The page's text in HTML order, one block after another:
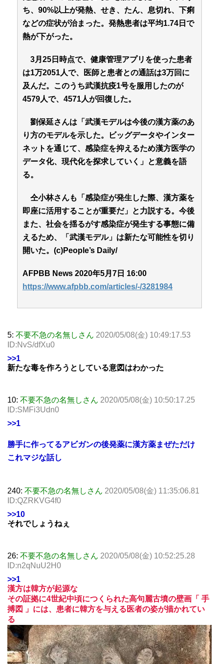
ち、90%以上が発熱、せき、たん、息切れ、下痢
などの症状が治まった。発熱患者は平均1.74日で
熱が下がった。
3月25日時点で、健康管理アプリを使った患者
は1万2051人で、医師と患者との通話は3万回に
及んだ。このうち武漢抗疫1号を服用したのが
4579人で、4571人が回復した。
劉保延さんは「武漢モデルは今後の漢方薬のあ
り方のモデルを示した。ビッグデータやインター
ネットを通じて、感染症を抑えるため漢方医学の
データ化、現代化を探求していく」と意義を語
る。
仝小林さんも「感染症が発生した際、漢方薬を
即座に活用することが重要だ」と力説する。今後
また、社会を揺るがす感染症が発生する事態に備
えるため、「武漢モデル」は新たな可能性を切り
開いた。(c)People’s Daily/
AFPBB News 2020年5月7日 16:00
https://www.afpbb.com/articles/-/3281984
5: 不要不急の名無しさん 2020/05/08(金) 10:49:17.53
ID:NvS/dfXu0
>>1
新たな毒を作ろうとしている意図はわかった
10: 不要不急の名無しさん 2020/05/08(金) 10:50:17.25
ID:SMFi3Udn0
>>1
勝手に作ってるアビガンの後発薬に漢方薬まぜただけ
これマジな話し
240: 不要不急の名無しさん 2020/05/08(金) 11:35:06.81
ID:QZRKVG4f0
>>10
それでしょうねぇ
26: 不要不急の名無しさん 2020/05/08(金) 10:52:25.28
ID:n2qNuU2H0
>>1
漢方は韓方が起源な
その証拠に4世紀中頃につくられた高句麗古墳の壁画「 手
搏図 」には、患者に韓方を与える医者の姿が描かれてい
る